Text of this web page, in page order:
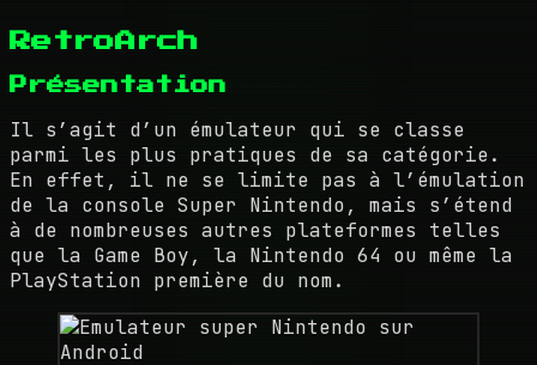
RetroArch
Présentation
Il s’agit d’un émulateur qui se classe
parmi les plus pratiques de sa catégorie.
En effet, il ne se limite pas à l’émulation
de la console Super Nintendo, mais s’étend
à de nombreuses autres plateformes telles
que la Game Boy, la Nintendo 64 ou même la
PlayStation première du nom.